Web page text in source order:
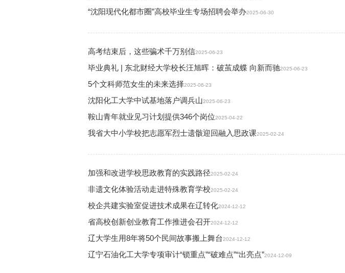
“沈阳现代化都市圈”高校毕业生专场招聘会举办2025-06-30
高考结束后，这些骗术千万别信2025-06-23
毕业典礼 | 东北财经大学校长汪旭晖：破茧成蝶 向新而驰2025-06-23
5个文科师范女生的未来选择2025-06-23
沈阳化工大学中试基地落户调兵山2025-06-23
鞍山青年就业见习计划提供346个岗位2025-04-22
我省大中小学校把志愿军烈士遗骸迎回融入思政课2025-02-24
加强和改进学校思政教育的实践路径2025-02-24
非遗文化体验活动走进特殊教育学校2025-02-24
校企共建实验室促进技术成果在辽转化2024-12-12
省高校创新创业教育工作推进会召开2024-12-12
辽大学生用8年将50个民间故事搬上舞台2024-12-12
辽宁石油化工大学专项审计“锁重点”“破难点”“出亮点”2024-12-09